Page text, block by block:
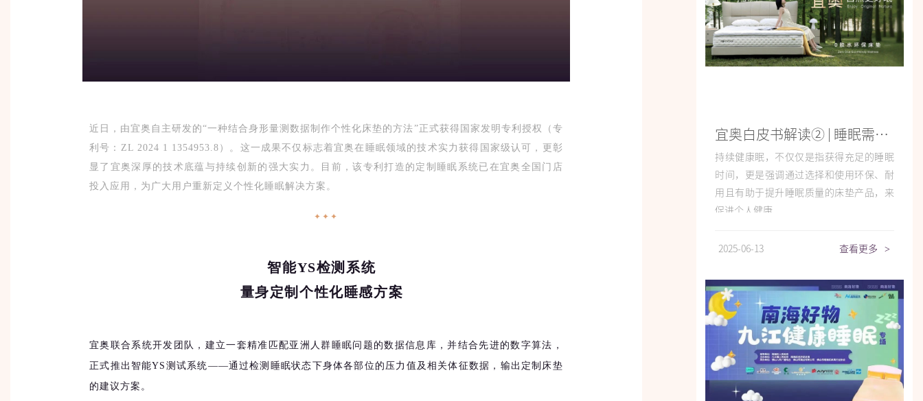
近日，由宜奥自主研发的“一种结合身形量测数据制作个性化床垫的方法”正式获得国家发明专利授权（专
利号：ZL 2024 1 1354953.8）。这一成果不仅标志着宜奥在睡眠领域的技术实力获得国家级认可，更彰
显了宜奥深厚的技术底蕴与持续创新的强大实力。目前，该专利打造的定制睡眠系统已在宜奥全国门店
投入应用，为广大用户重新定义个性化睡眠解决方案。
✦✦✦
智能YS检测系统
量身定制个性化睡感方案
宜奥联合系统开发团队，建立一套精准匹配亚洲人群睡眠问题的数据信息库，并结合先进的数字算法，
正式推出智能YS测试系统——通过检测睡眠状态下身体各部位的压力值及相关体征数据，输出定制床垫
的建议方案。
宜奥白皮书解读② | 睡眠需求升级，从“睡得着”迈向“持续健康眠”
持续健康眠，不仅仅是指获得充足的睡眠
时间，更是强调通过选择和使用环保、耐
用且有助于提升睡眠质量的床垫产品，来
促进个人健康...
2025-06-13 查看更多 >